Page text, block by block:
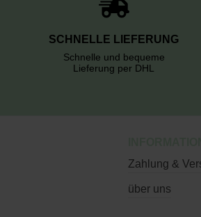
SCHNELLE LIEFERUNG
Schnelle und bequeme
Lieferung per DHL
Zahlung &
über uns